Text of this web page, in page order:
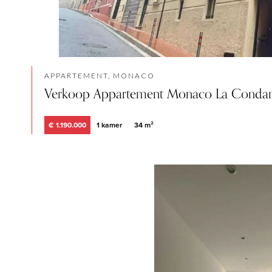
APPARTEMENT, MONACO
Verkoop Appartement Monaco La
€ 1.190.000 1 kamer 34 m²